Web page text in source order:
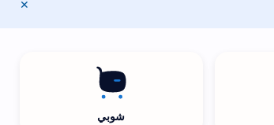
شوبي